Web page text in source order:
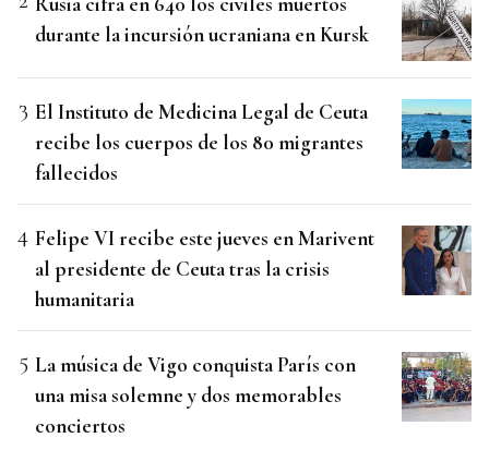
durante la incursión ucraniana en Kursk
El Instituto de Medicina Legal de Ceuta
recibe los cuerpos de los 80 migrantes
fallecidos
Felipe VI recibe este jueves en Marivent
al presidente de Ceuta tras la crisis
humanitaria
La música de Vigo conquista París con
una misa solemne y dos memorables
conciertos